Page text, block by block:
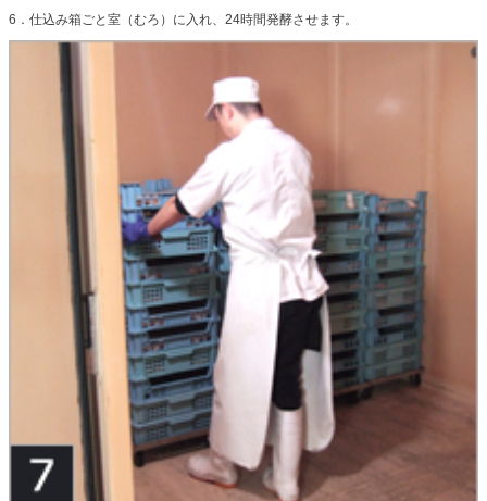
6．仕込み箱ごと室（むろ）に入れ、24時間発酵させます。